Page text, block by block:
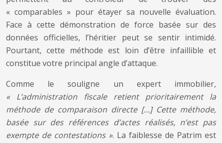
« comparables » pour étayer sa nouvelle évaluation.
Face à cette démonstration de force basée sur des
données officielles, l’héritier peut se sentir intimidé.
Pourtant, cette méthode est loin d’être infaillible et
constitue votre principal angle d’attaque.
Comme le souligne un expert immobilier,
« L’administration fiscale retient prioritairement la
méthode de comparaison directe […] Cette méthode,
basée sur des références d’actes réalisés, n’est pas
exempte de contestations ». La faiblesse de Patrim est